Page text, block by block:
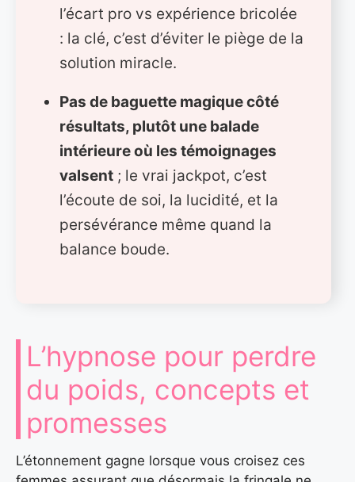
l’écart pro vs expérience bricolée
: la clé, c’est d’éviter le piège de la
solution miracle.
Pas de baguette magique côté
résultats, plutôt une balade
intérieure où les témoignages
valsent ; le vrai jackpot, c’est
l’écoute de soi, la lucidité, et la
persévérance même quand la
balance boude.
L’hypnose pour perdre
du poids, concepts et
promesses
L’étonnement gagne lorsque vous croisez ces